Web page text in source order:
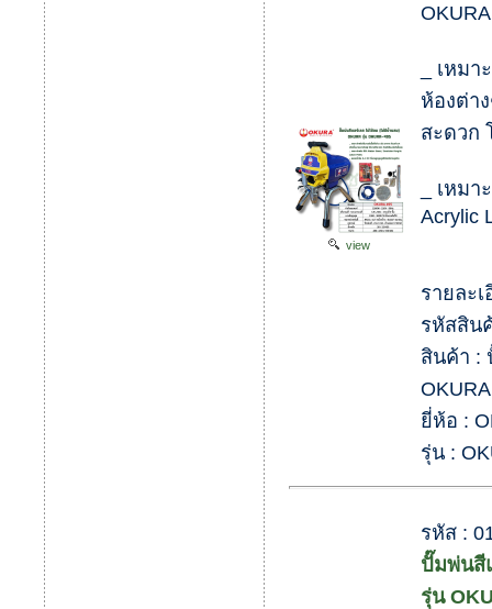
view
_ เหม
ห้องต่า
สะดวก
_ เหม
Acrylic
รายละ
รหัสสิน
สินค้า :
ยี่ห้อ :
รุ่น :
รหัส :
ปั๊มพ่นสี
รุ่น